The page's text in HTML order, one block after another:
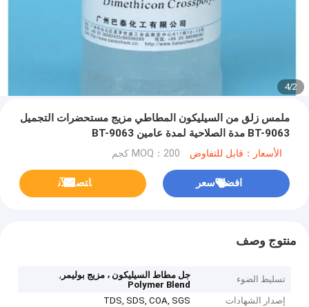
2
/
4
ملمس زلق من السيليكون المطاطي مزيج مستحضرات التجميل
BT-9063 مدة الصلاحية لمدة عامين BT-9063
الأسعار：قابل للتفاوض MOQ：200 كجم
افضل سعر ﺎﺘﺼﻟ ﺍﻶﻧ
منتوج وصف
تسليط الضوء جل مطاط السيليكون ، مزيج بوليمر ,
Polymer Blend
إصدار الشهادات
TDS, SDS, COA, SGS